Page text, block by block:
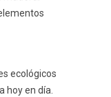
ecológicos
hoy en día.